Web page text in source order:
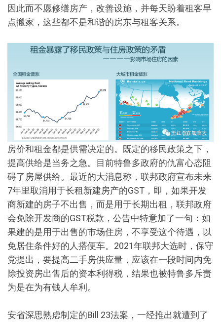
因此而不愿修缮房产，改善设施，并每天盼着租客早
点搬家，这些都不是和谐的房东与租客关系。
房价和租金都是供需决定的。既定的移民政策之下，
提高供给是当务之急。目前特鲁多政府的仇富心态阻
碍了房屋供给。最近的大消息称，联邦政府宣布未来
7年里取消用于长租新建房产的GST，即，如果开发
商新建的房子不出售，而是用于长期出租，联邦政府
会免除开发商的GST税款，公告中特意加了一句：如
果建的是用于出售的市场住房，不享受这个待遇，以
免居住条件好的人搭便车。2021年联邦大选时，保守
党提出，要提高二手房供应量，应该在一段时间内免
除投资房出售后的资本利得税，结果也被特鲁多斥责
为是在为有钱人牟利。
安省深思熟虑制定的Bill 23法案，一经推出就遭到了